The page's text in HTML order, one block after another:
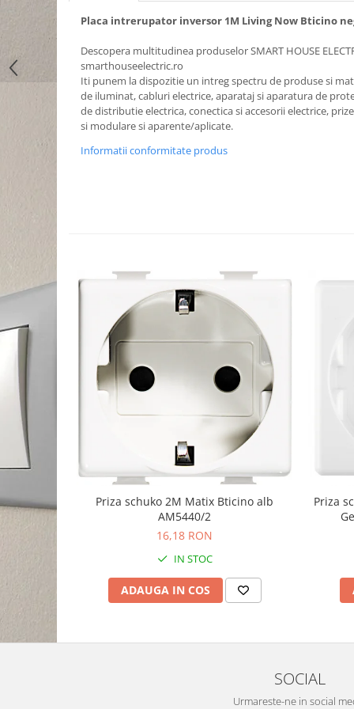
Placa intrerupator inversor 1M Living Now Bticino
Descopera multitudinea produselor SMART HOUSE
smarthouseelectric.ro
Iti punem la dispozitie un intreg spectru de produse si
de iluminat, cabluri electrice, aparataj si aparatura de
de distributie electrica, conectica si accesorii electrice,
si modulare si aparente/aplicate.
Informatii conformitate produs
Priza schuko 2M Matix Bticino alb
AM5440/2
16,18 RON
IN STOC
ADAUGA IN COS
Priza
SOCIAL
Urmareste-ne in social